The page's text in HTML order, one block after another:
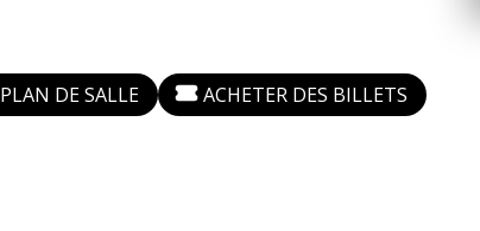
PLAN DE SALLE ACHETER DES BILLETS